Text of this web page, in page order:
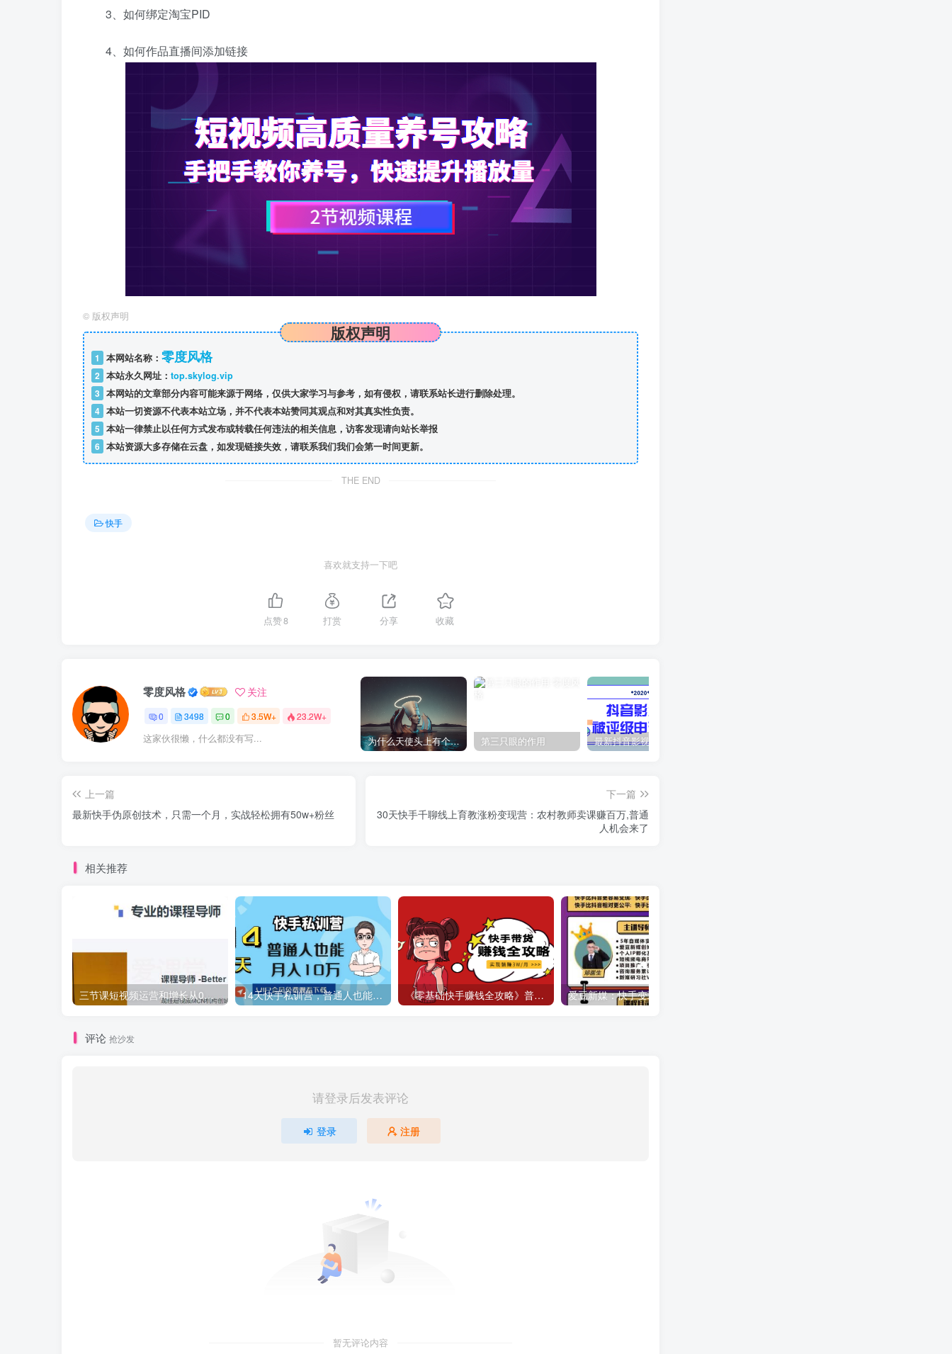
3、如何绑定淘宝PID
4、如何作品直播间添加链接
© 版权声明
版权声明
1 本网站名称： 零度风格
2 本站永久网址： top.skylog.vip
3 本网站的文章部分内容可能来源于网络，仅供大家学习与参考，如有侵权，请联系站长进行删除处理。
4 本站一切资源不代表本站立场，并不代表本站赞同其观点和对其真实性负责。
5 本站一律禁止以任何方式发布或转载任何违法的相关信息，访客发现请向站长举报
6 本站资源大多存储在云盘，如发现链接失效，请联系我们我们会第一时间更新。
THE END
快手
喜欢就支持一下吧
点赞8 打赏 分享 收藏
零度风格 关注
0 3498 0 3.5W+ 23.2W+
这家伙很懒，什么都没有写... 为什么天使头上有个圈？ 第三只眼的作用
上一篇
最新快手伪原创技术，只需一个月，实战轻松拥有50w+粉丝
下一篇
30天快手千聊线上育教涨粉变现营：农村教师卖课赚百万,普通
人机会来了
相关推荐
三节课短视频运营和增长从0到1打造具备复制力的变现账号 14天快手私训营，普通人也能月入10万 《零基础快手赚钱全攻略》普通人也能每月躺赚3万零花钱，实操干货
评论 抢沙发
请登录后发表评论
登录 注册
暂无评论内容